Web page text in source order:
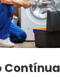
Contínua